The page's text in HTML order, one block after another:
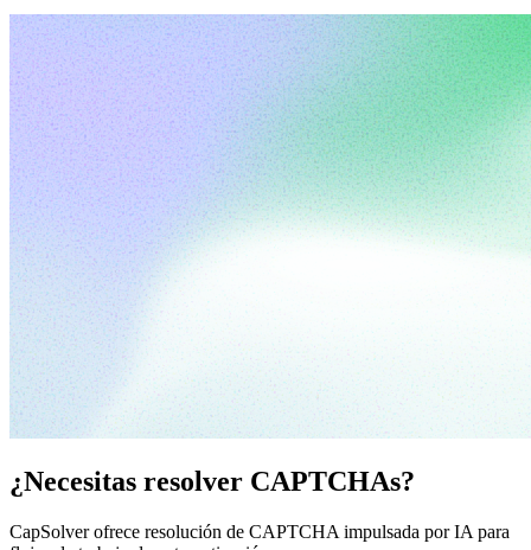
¿Necesitas resolver CAPTCHAs?
CapSolver ofrece resolución de CAPTCHA impulsada por IA para